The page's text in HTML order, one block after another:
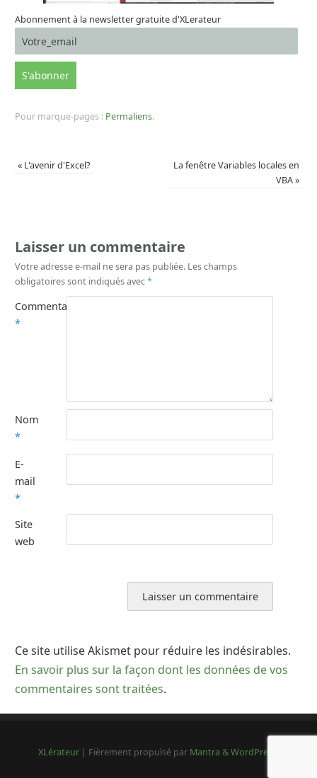
Abonnement à la newsletter gratuite d'XLerateur
Pour marque-pages : Permaliens.
« L'avenir d'Excel?
La fenêtre Variables locales en
VBA»
Laisser un commentaire
Votre adresse e-mail ne sera pas publiée. Les champs
obligatoires sont indiqués avec*
Commentaire
*
Nom
*
E-
mail
*
Site
web
Ce site utilise Akismet pour réduire les indésirables.
En savoir plus sur la façon dont les données de vos
commentaires sont traitées.
XLérateur | Fièrement propulsé par Mantra &WordPress.